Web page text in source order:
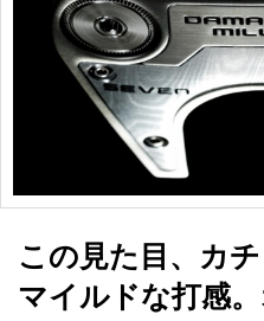
この見た目、カ
マイルドな打感